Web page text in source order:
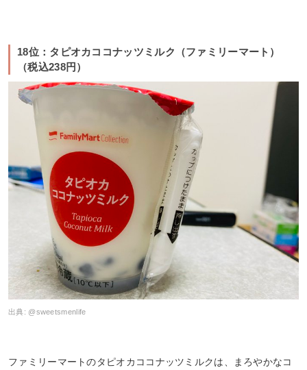
18位：タピオカココナッツミルク（ファミリーマート）
（税込238円）
出典: @sweetsmenlife
ファミリーマートのタピオカココナッツミルクは、まろやかなコ